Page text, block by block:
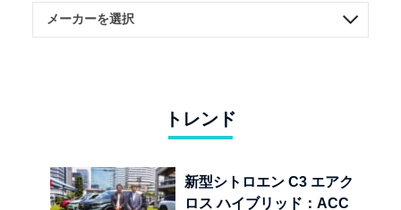
トレンド
新型シトロエン C3 エアク
ロス ハイブリッド：ACC